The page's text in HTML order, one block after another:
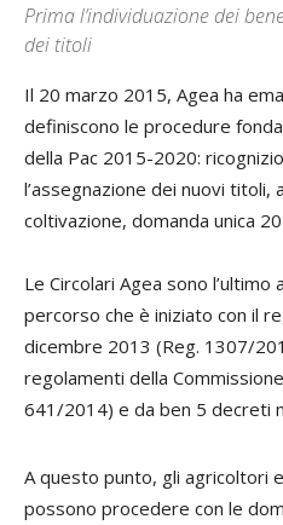
Prima l’individuazione dei
dei titoli
Il 20 marzo 2015, Agea ha
definiscono le procedure
della Pac 2015-2020:
l’assegnazione dei nuovi
coltivazione, domanda unica
Le Circolari Agea sono
percorso che è iniziato con il
dicembre 2013 (Reg. 1307/
regolamenti della
641/2014) e da ben 5 decreti
A questo punto, gli agricoltori
possono procedere con le